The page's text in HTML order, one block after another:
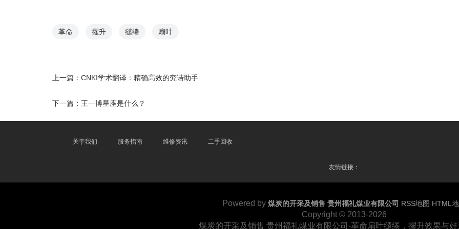
革命 擢升 缱绻 扇叶
上一篇： CNKI学术翻译：精确高效的究诘助手
下一篇： 王一博星座是什么？
关于我们 服务指南 维修资讯 二手回收
友情链接：
Powered by 煤炭的开采及销售 贵州福礼煤业有限公司 RSS地图 HTML
Copyright © 2013-2026
煤炭的开采及销售 贵州福礼煤业有限公司-革命扇叶缱绻，擢升效果与